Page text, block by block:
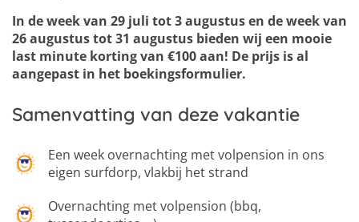
In de week van 29 juli tot 3 augustus en de week van
26 augustus tot 31 augustus bieden wij een mooie
last minute korting van €100 aan! De prijs is al
aangepast in het boekingsformulier.
Samenvatting van deze vakantie
Een week overnachting met volpension in ons
eigen surfdorp, vlakbij het strand
Overnachting met volpension (bbq,